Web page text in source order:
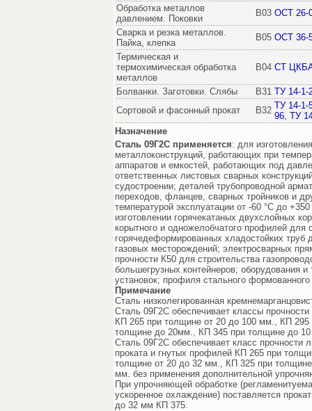
Обработка металлов
давлением. Поковки
В03 ОСТ 26-
Сварка и резка металлов.
Пайка, клепка
В05 ОСТ 36-
Термическая и
термохимическая обработка
металлов
В04 СТ
Болванки. Заготовки. Слябы В31 ТУ 14-1-
Сортовой и фасонный прокат
В32 ТУ 14-1-
96,ТУ
Назначение
Сталь 09Г2С применяется: для
металлоконструкций, работающих при
аппаратов и емкостей, работающих под
ответственных листовых сварных
судостроении; деталей трубопроводной
переходов, фланцев, сварных тройников и
температурой эксплуатации от -60 °С до
изготовлении горячекатаных двухслойных
корытного и одножелобчатого профилей
горячедеформированных хладостойких труб
газовых месторождений; электросварных
прочности К50 для строительства
большегрузных контейнеров; оборудования
установок; профиля стального
Примечание
Сталь низколегированная
Сталь 09Г2С обеспечивает классы
КП 265 при толщине от 20 до 100 мм., КП
толщине до 20мм., КП 345 при толщине до
Сталь 09Г2С обеспечивает класс прочности
проката и гнутых профилей КП 265 при
толщине от 20 до 32 мм., КП 325 при
мм. без применения дополнительной
При упрочняющей обработке
ускоренное охлаждение) поставляется
до 32 мм КП 375.